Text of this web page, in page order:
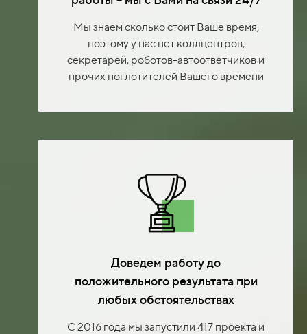
Мы знаем сколько стоит Ваше время,
поэтому у нас нет коллцентров,
секретарей, роботов-автоответчиков и
прочих поглотителей Вашего времени
Доведем работу до
положительного результата при
любых обстоятельствах
С 2016 года мы запустили 417 проекта и